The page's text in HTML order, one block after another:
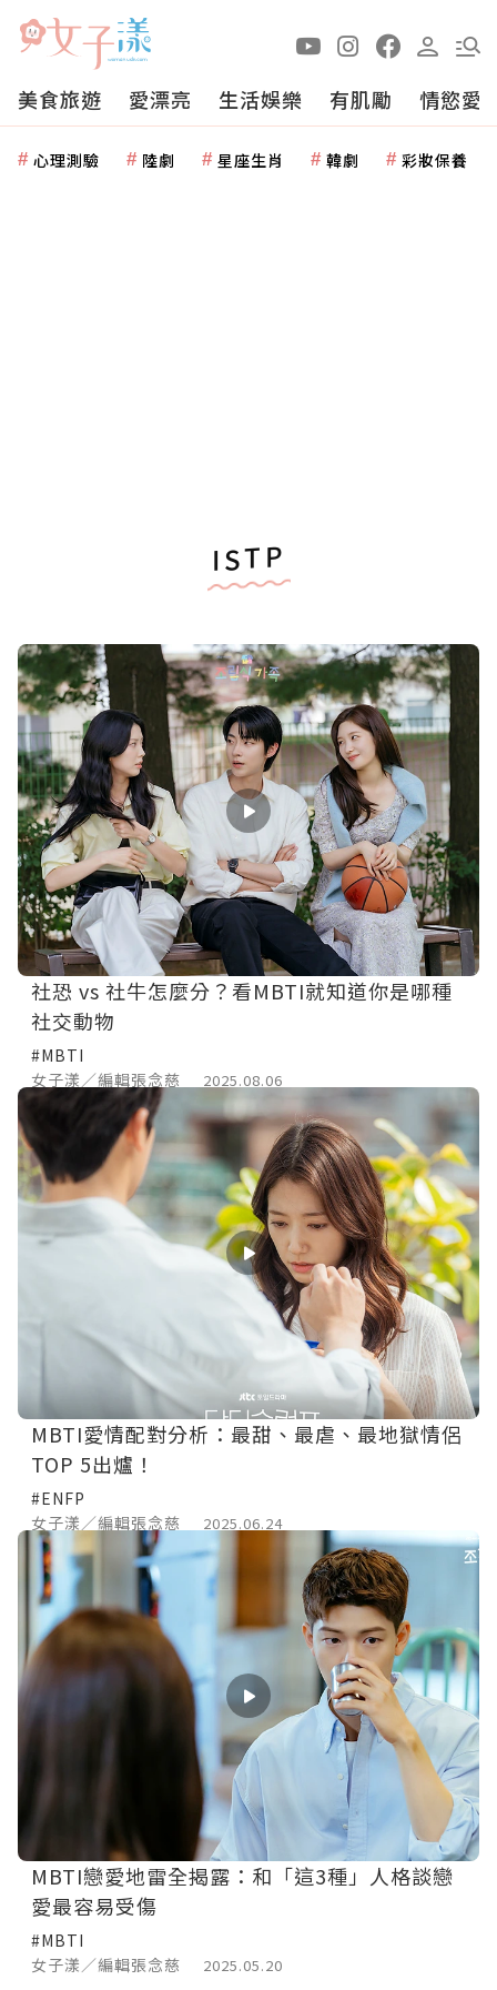
美食旅遊 愛漂亮 生活娛樂 有肌勵 情慾愛
心理測驗 陸劇 星座生肖 韓劇 彩妝保養
ISTP
社恐 vs 社牛怎麼分？看MBTI就知道你是哪種
社交動物
#MBTI
女子漾／編輯張念慈
2025.08.06
MBTI愛情配對分析：最甜、最虐、最地獄情侶
TOP 5出爐！
#ENFP
女子漾／編輯張念慈
2025.06.24
MBTI戀愛地雷全揭露：和「這3種」人格談戀
愛最容易受傷
#MBTI
女子漾／編輯張念慈
2025.05.20